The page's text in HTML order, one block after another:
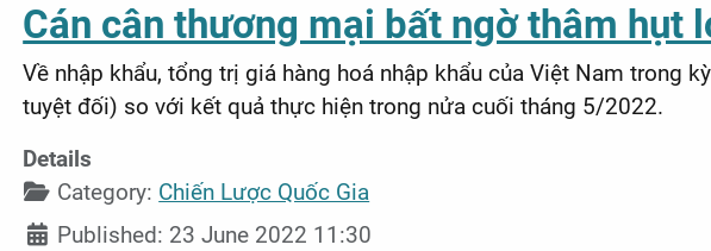
Cán cân thương mại bất ngờ thâm hụt
Về nhập khẩu, tổng trị giá hàng hoá nhập khẩu của Việt Nam trong
tuyệt đối) so với kết quả thực hiện trong nửa cuối tháng 5/2022.
Details
Category: Chiến Lược Quốc Gia
Published: 23 June 2022 11:30